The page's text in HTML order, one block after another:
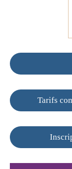
Tarifs